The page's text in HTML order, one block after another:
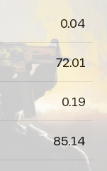
0.04
72.01
0.19
85.14